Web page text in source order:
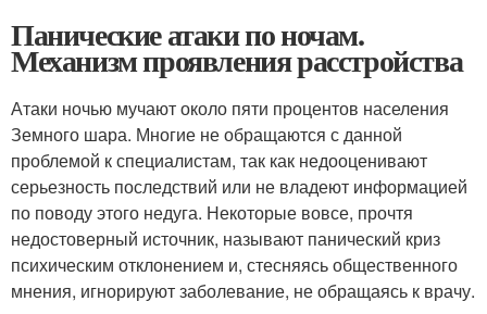
Панические атаки по ночам.
Механизм проявления расстройства
Атаки ночью мучают около пяти процентов населения
Земного шара. Многие не обращаются с данной
проблемой к специалистам, так как недооценивают
серьезность последствий или не владеют информацией
по поводу этого недуга. Некоторые вовсе, прочтя
недостоверный источник, называют панический криз
психическим отклонением и, стесняясь общественного
мнения, игнорируют заболевание, не обращаясь к врачу.